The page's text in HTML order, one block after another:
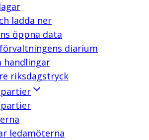
ladda ner
öppna data
diarium
handlingar
riksdagstryck
partier
partier
ledamöterna